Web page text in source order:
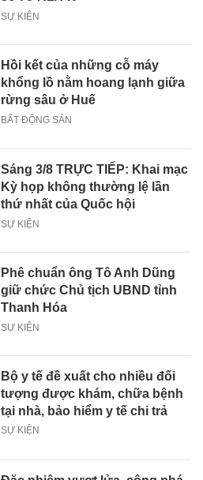
SỰ KIỆN
Hồi kết của những cỗ máy
khổng lồ nằm hoang lạnh giữa
rừng sâu ở Huế
BẤT ĐỘNG SẢN
Sáng 3/8 TRỰC TIẾP: Khai mạc
Kỳ họp không thường lệ lần
thứ nhất của Quốc hội
SỰ KIỆN
Phê chuẩn ông Tô Anh Dũng
giữ chức Chủ tịch UBND tỉnh
Thanh Hóa
SỰ KIỆN
Bộ y tế đề xuất cho nhiều đối
tượng được khám, chữa bệnh
tại nhà, bảo hiểm y tế chi trả
SỰ KIỆN